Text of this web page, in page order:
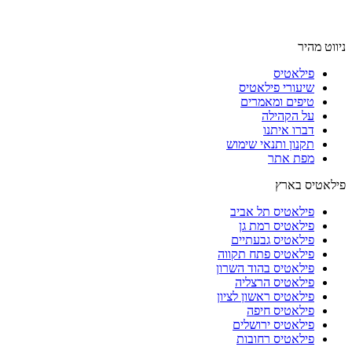
ניווט מהיר
פילאטיס
שיעורי פילאטיס
טיפים ומאמרים
על הקהילה
דברו איתנו
תקנון ותנאי שימוש
מפת אתר
פילאטיס בארץ
פילאטיס תל אביב
פילאטיס רמת גן
פילאטיס גבעתיים
פילאטיס פתח תקווה
פילאטיס בהוד השרון
פילאטיס הרצליה
פילאטיס ראשון לציון
פילאטיס חיפה
פילאטיס ירושלים
פילאטיס רחובות